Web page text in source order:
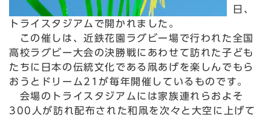
日、
トライスタジアムで開かれました。
この催しは、近鉄花園ラグビー場で行われた全国
高校ラグビー大会の決勝戦にあわせて訪れた子ども
たちに日本の伝統文化である凧あげを楽しんでもら
おうとドリーム21が毎年開催しているものです。
会場のトライスタジアムには家族連れらおよそ
300人が訪れ配布された和凧を次々と大空に上げて